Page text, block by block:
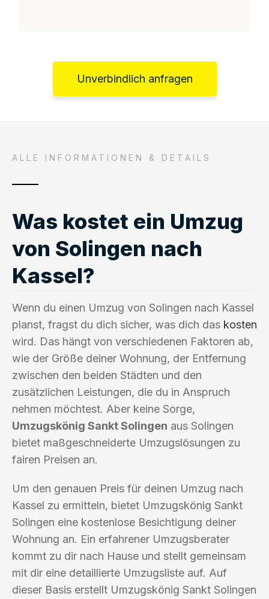
Unverbindlich anfragen
ALLE INFORMATIONEN & DETAILS
Was kostet ein Umzug
von Solingen nach
Kassel?
Wenn du einen Umzug von Solingen nach Kassel
planst, fragst du dich sicher, was dich das kosten
wird. Das hängt von verschiedenen Faktoren ab,
wie der Größe deiner Wohnung, der Entfernung
zwischen den beiden Städten und den
zusätzlichen Leistungen, die du in Anspruch
nehmen möchtest. Aber keine Sorge,
Umzugskönig Sankt Solingen aus Solingen
bietet maßgeschneiderte Umzugslösungen zu
fairen Preisen an.
Um den genauen Preis für deinen Umzug nach
Kassel zu ermitteln, bietet Umzugskönig Sankt
Solingen eine kostenlose Besichtigung deiner
Wohnung an. Ein erfahrener Umzugsberater
kommt zu dir nach Hause und stellt gemeinsam
mit dir eine detaillierte Umzugsliste auf. Auf
dieser Basis erstellt Umzugskönig Sankt Solingen